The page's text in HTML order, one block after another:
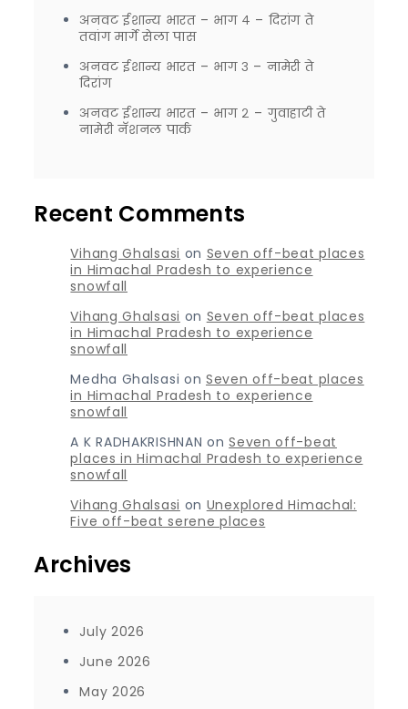
अनवट ईशान्य भारत – भाग ४ – दिरांग ते
तवांग मार्गे सेला पास
अनवट ईशान्य भारत – भाग ३ – नामेरी ते
दिरांग
अनवट ईशान्य भारत – भाग २ – गुवाहाटी ते
नामेरी नॅशनल पार्क
Recent Comments
Vihang Ghalsasi on Seven off-beat places
in Himachal Pradesh to experience
snowfall
Vihang Ghalsasi on Seven off-beat places
in Himachal Pradesh to experience
snowfall
Medha Ghalsasi onSeven off-beat places
in Himachal Pradesh to experience
snowfall
A K RADHAKRISHNAN onSeven off-beat
places in Himachal Pradesh to experience
snowfall
Vihang Ghalsasi on Unexplored Himachal:
Five off-beat serene places
Archives
July 2026
June 2026
May 2026